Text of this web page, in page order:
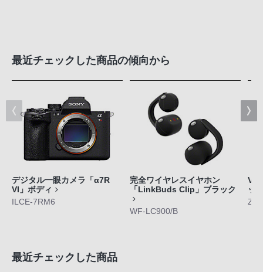
最近チェックした商品の傾向から
デジタル一眼カメラ「α7R
VI」ボディ
ILCE-7RM6
完全ワイヤレスイヤホン
「LinkBuds Clip」ブラック
WF-LC900/B
ッ
ZV-
最近チェックした商品